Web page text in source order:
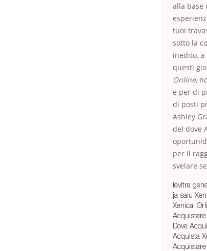
alla base
tuoi
sotto la
inedito, a
questi
Online,
e per di
di posti
Ashley
del dove
per il
svelare
levitra
ja saiu
Xenical
Dove
Acquista